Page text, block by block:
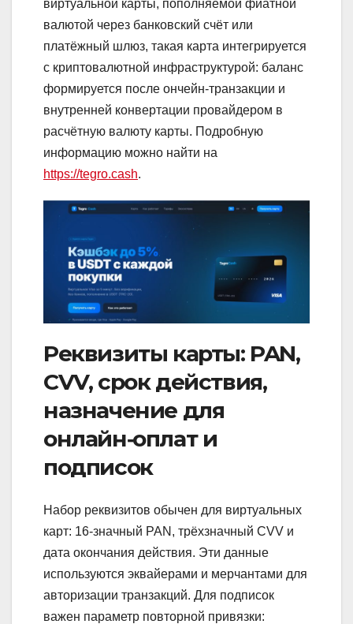
виртуальной карты, пополняемой фиатной
валютой через банковский счёт или
платёжный шлюз, такая карта интегрируется
с криптовалютной инфраструктурой: баланс
формируется после ончейн‑транзакции и
внутренней конвертации провайдером в
расчётную валюту карты. Подробную
информацию можно найти на
https://tegro.cash.
Реквизиты карты: PAN,
CVV, срок действия,
назначение для
онлайн‑оплат и
подписок
Набор реквизитов обычен для виртуальных
карт: 16‑значный PAN, трёхзначный CVV и
дата окончания действия. Эти данные
используются эквайерами и мерчантами для
авторизации транзакций. Для подписок
важен параметр повторной привязки: